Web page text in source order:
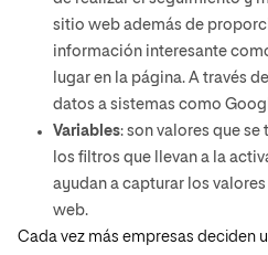
sitio web además de
información interesante
lugar en la página. A través
datos a sistemas como
Variables: son valores que
los filtros que llevan a la
ayudan a capturar los
web.
Cada vez más empresas deciden